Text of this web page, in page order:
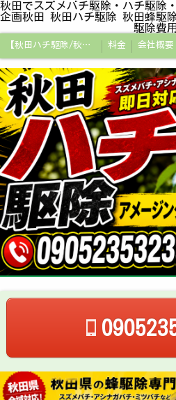
秋田でスズメバチ駆除・ハチ駆除
企画秋田 秋田ハチ駆除 秋田蜂駆
駆除費用
【秋田ハチ駆除/秋田蜂駆除/スズメバチの巣/ハチの巣専門プロ】 料金 会社概要
秋田県の蜂駆除料金・蜂の巣駆除の相場【全国平均と比較】
秋田便利屋アメージング企画秋田